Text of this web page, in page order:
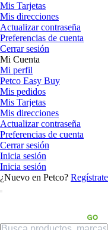
Mis Tarjetas
Mis direcciones
Actualizar contraseña
Preferencias de cuenta
Cerrar sesión
Mi Cuenta
Mi perfil
Petco Easy Buy
Mis pedidos
Mis Tarjetas
Mis direcciones
Actualizar contraseña
Preferencias de cuenta
Cerrar sesión
Inicia sesión
Inicia sesión
¿Nuevo en Petco? Regístrate